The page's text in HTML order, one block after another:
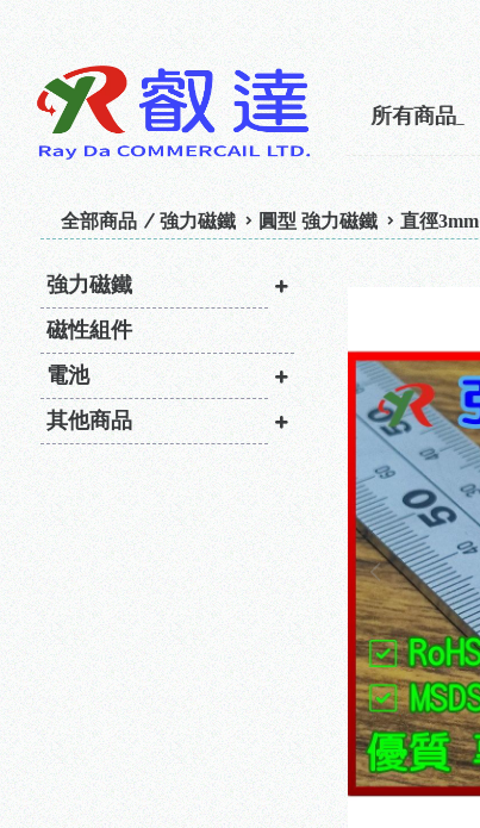
所有商品
全部商品 強力磁鐵 圓型 強力磁鐵 直徑3mm
強力磁鐵
磁性組件
電池
其他商品